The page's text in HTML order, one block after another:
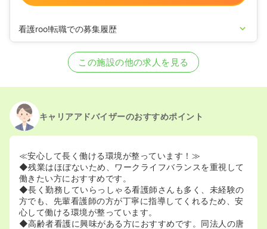
看護roo!転職での募集履歴
正・准看護師の募集を休止
正・准看護師の募集を開始
2023/10/13正・准看護師を募集中
この施設の他の求人を見る
キャリアアドバイザーのおすすめポイント
≪安心して長く働ける環境が整っています！≫
◆残業はほぼないため、ワークライフバランスを重視して
働きたい方におすすめです。
◆長く勤務していらっしゃる看護師さんも多く、未経験の
方でも、先輩看護師の方が丁寧に指導してくれるため、安
心して働ける環境が整っています。
◆高齢者看護に興味がある方におすすめです。同法人の唐